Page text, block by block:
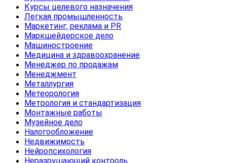
Курсы целевого назначения
Легкая промышленность
Маркетинг, реклама и PR
Маркшейдерское дело
Машиностроение
Медицина и здравоохранение
Менеджер по продажам
Менеджмент
Металлургия
Метеорология
Метрология и стандартизация
Монтажные работы
Музейное дело
Налогообложение
Недвижимость
Нейропсихология
Неразрушающий контроль